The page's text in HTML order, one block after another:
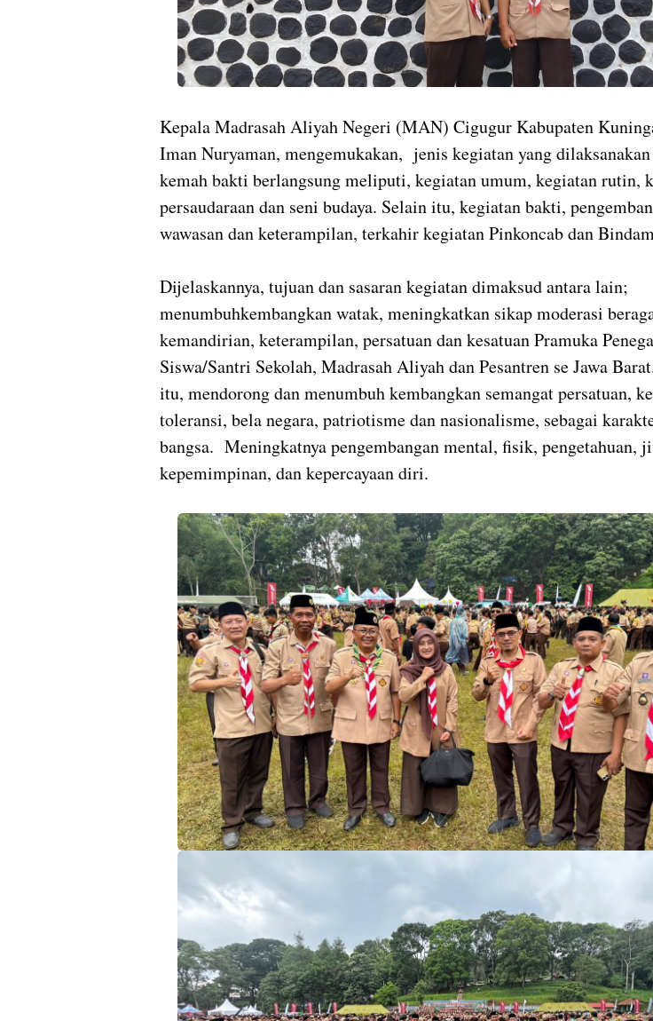
Kepala Madrasah Aliyah Negeri (MAN) Cigugur Kabupaten
Iman Nuryaman, mengemukakan, jenis kegiatan yang
kemah bakti berlangsung meliputi, kegiatan umum, kegiatan rutin,
persaudaraan dan seni budaya. Selain itu, kegiatan bakti,
wawasan dan keterampilan, terkahir kegiatan Pinkoncab dan
Dijelaskannya, tujuan dan sasaran kegiatan dimaksud antara lain;
menumbuhkembangkan watak, meningkatkan sikap moderasi
kemandirian, keterampilan, persatuan dan kesatuan Pramuka
Siswa/Santri Sekolah, Madrasah Aliyah dan Pesantren se Jawa
itu, mendorong dan menumbuh kembangkan semangat persatuan,
toleransi, bela negara, patriotisme dan nasionalisme, sebagai
bangsa. Meningkatnya pengembangan mental, fisik, pengetahuan,
kepemimpinan, dan kepercayaan diri.